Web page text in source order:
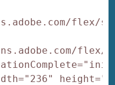
flex/
flex/